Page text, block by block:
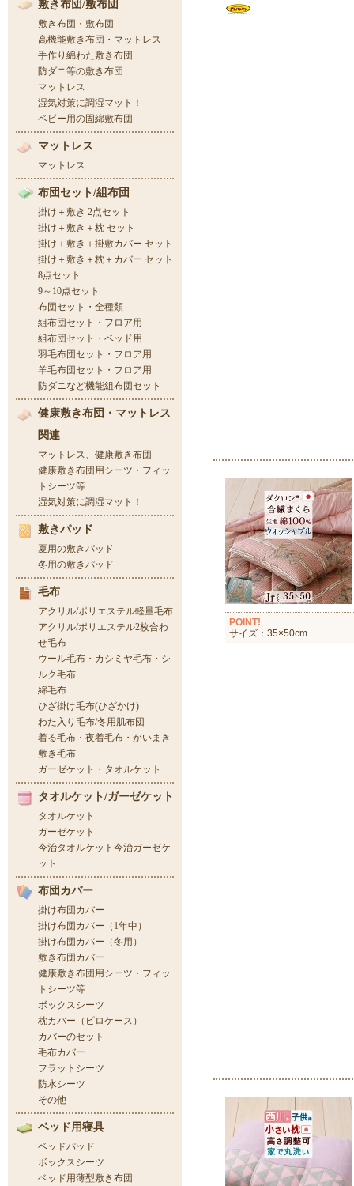
POINT!
サイズ：35×50cm